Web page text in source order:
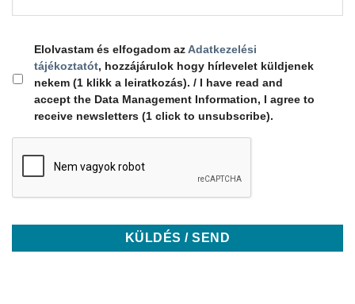
Elolvastam és elfogadom azAdatkezelési
tájékoztatót, hozzájárulok hogy hírlevelet küldjenek
nekem (1 klikk a leiratkozás). / I have read and
accept the Data Management Information, I agree to
receive newsletters (1 click to unsubscribe).